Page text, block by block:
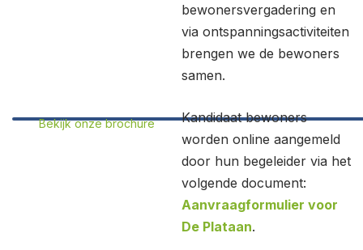
bewonersvergadering en
via ontspanningsactiviteiten
brengen we de bewoners
samen.
Bekijk onze brochure
Kandidaat bewoners
worden online aangemeld
door hun begeleider via het
volgende document:
Aanvraagformulier voor
De Plataan.